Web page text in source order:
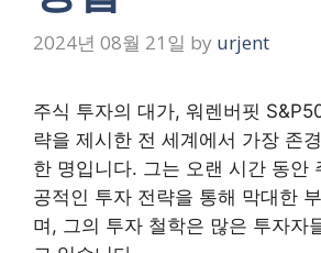
2024년 08월 21일 by urjent
주식 투자의 대가, 워렌버핏
략을 제시한 전 세계에서 가장 존
한 명입니다. 그는 오랜 시간 동안
공적인 투자 전략을 통해 막대한
며, 그의 투자 철학은 많은 투자자